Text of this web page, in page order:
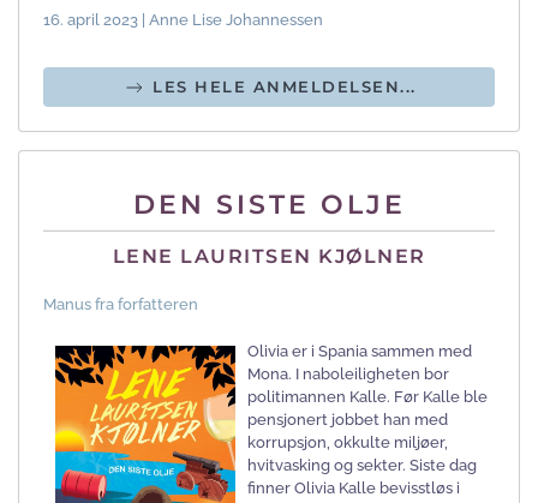
16. april 2023 | Anne Lise Johannessen
LES HELE ANMELDELSEN...
DEN SISTE OLJE
LENE LAURITSEN KJØLNER
Manus fra forfatteren
Olivia er i Spania sammen med
Mona. I naboleiligheten bor
politimannen Kalle. Før Kalle ble
pensjonert jobbet han med
korrupsjon, okkulte miljøer,
hvitvasking og sekter. Siste dag
finner Olivia Kalle bevisstløs i